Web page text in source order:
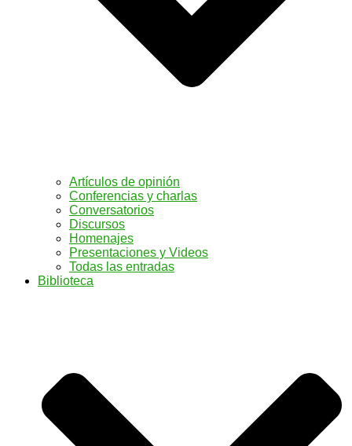
Artículos de opinión
Conferencias y charlas
Conversatorios
Discursos
Homenajes
Presentaciones y Videos
Todas las entradas
Biblioteca